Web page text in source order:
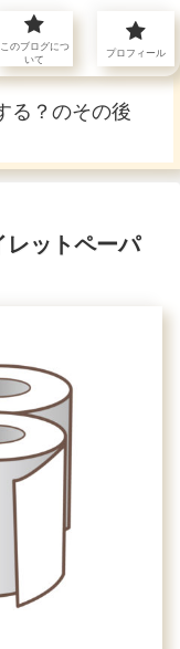
る？のその後
レットペーパ
このブログにつ
いて
プロフィール